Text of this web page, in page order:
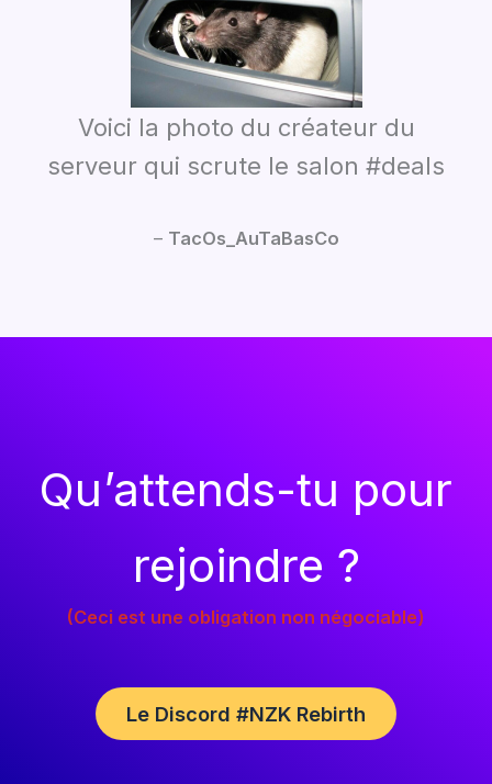
Voici la photo du créateur du
serveur qui scrute le salon #deals
– TacOs_AuTaBasCo
Qu’attends-tu pour
rejoindre ?
(Ceci est une obligation non négociable)
Le Discord #NZK Rebirth